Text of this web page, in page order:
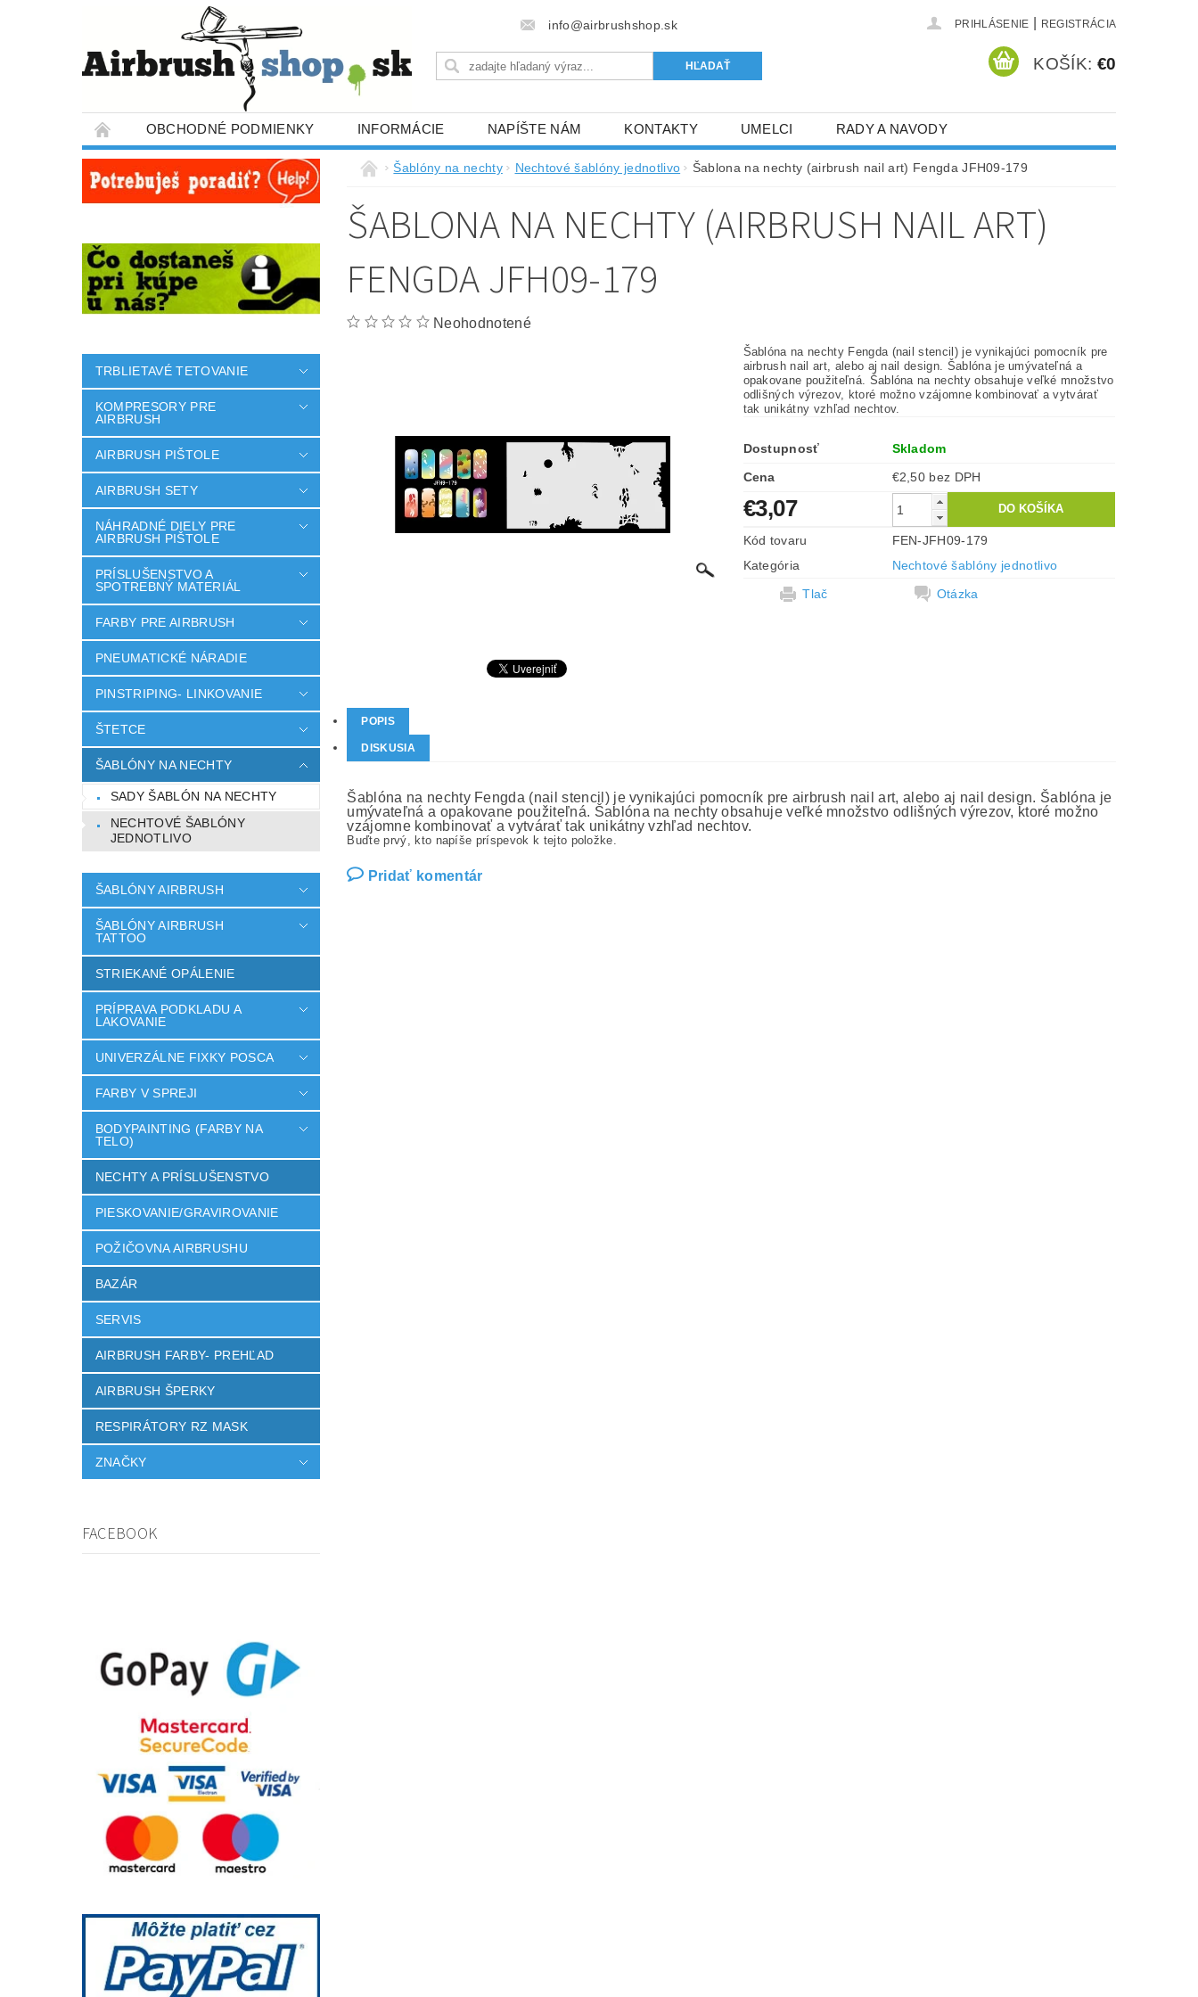
info@airbrushshop.sk PRIHLÁSENIE REGISTRÁCIA
KOŠÍK: €0
OBCHODNÉ PODMIENKY INFORMÁCIE NAPÍŠTE NÁM KONTAKTY UMELCI RADY A NAVODY
TRBLIETAVÉ TETOVANIE
KOMPRESORY PRE
AIRBRUSH
AIRBRUSH PIŠTOLE
AIRBRUSH SETY
NÁHRADNÉ DIELY PRE
AIRBRUSH PIŠTOLE
PRÍSLUŠENSTVO A
SPOTREBNÝ MATERIÁL
FARBY PRE AIRBRUSH
PNEUMATICKÉ NÁRADIE
PINSTRIPING- LINKOVANIE
ŠTETCE
ŠABLÓNY NA NECHTY
SADY ŠABLÓN NA NECHTY
NECHTOVÉ ŠABLÓNY
JEDNOTLIVO
ŠABLÓNY AIRBRUSH
ŠABLÓNY AIRBRUSH
TATTOO
STRIEKANÉ OPÁLENIE
PRÍPRAVA PODKLADU A
LAKOVANIE
UNIVERZÁLNE FIXKY POSCA
FARBY V SPREJI
BODYPAINTING (FARBY NA
TELO)
NECHTY A PRÍSLUŠENSTVO
PIESKOVANIE/GRAVIROVANIE
POŽIČOVNA AIRBRUSHU
BAZÁR
SERVIS
AIRBRUSH FARBY- PREHĽAD
AIRBRUSH ŠPERKY
RESPIRÁTORY RZ MASK
ZNAČKY
FACEBOOK
Šablóny na nechty Nechtové šablóny jednotlivo Šablona na nechty (airbrush nail art) Fengda JFH09-179
ŠABLONA NA NECHTY (AIRBRUSH NAIL ART)
FENGDA JFH09-179
Neohodnotené
Šablóna na nechty Fengda (nail stencil) je vynikajúci pomocník pre
airbrush nail art, alebo aj nail design. Šablóna je umývateľná a
opakovane použiteľná. Šablóna na nechty obsahuje veľké množstvo
odlišných výrezov, ktoré možno vzájomne kombinovať a vytvárať
tak unikátny vzhľad nechtov.
Dostupnosť
Skladom
Cena
€2,50 bez DPH
€3,07
Kód tovaru
FEN-JFH09-179
Kategória
Nechtové šablóny jednotlivo
Tlač
Otázka
POPIS
DISKUSIA
Šablóna na nechty Fengda (nail stencil) je vynikajúci pomocník pre airbrush nail art, alebo aj nail design. Šablóna je
umývateľná a opakovane použiteľná. Šablóna na nechty obsahuje veľké množstvo odlišných výrezov, ktoré možno
vzájomne kombinovať a vytvárať tak unikátny vzhľad nechtov.
Buďte prvý, kto napíše príspevok k tejto položke.
Pridať komentár